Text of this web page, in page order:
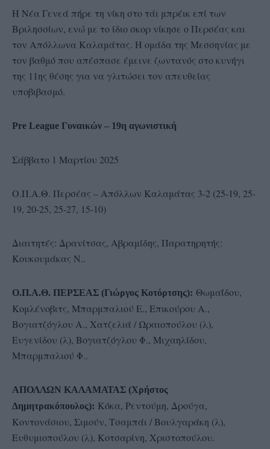
Η Νέα Γενεά πήρε τη νίκη στο τάι μπρέικ επί των
Βριλησσίων, ενώ με το ίδιο σκορ νίκησε ο Περσέας και
τον Απόλλωνα Καλαμάτας. Η ομάδα της Μεσσηνίας με
τον βαθμό που απέσπασε έμεινε ζωντανός στο κυνήγι
της 11ης θέσης για να γλιτώσει τον απευθείας
υποβιβασμό.
Pre League Γυναικών – 19η αγωνιστική
Σάββατο 1 Μαρτίου 2025
Ο.Π.Α.Θ. Περσέας – Απόλλων Καλαμάτας 3-2 (25-19, 25-
19, 20-25, 25-27, 15-10)
Διαιτητές: Δρανίτσας, Αβραμίδης, Παρατηρητής:
Κουκουμάκας Ν..
Ο.Π.Α.Θ. ΠΕΡΣΕΑΣ (Γιώργος Κοτόρτσης): Θωμαΐδου,
Κομλένοβιτς, Μπαρμπαλιού Ε., Επικούρου Α.,
Βογιατζόγλου Α., Χατζελιά / Ωραιοπούλου (λ),
Ευγενίδου (λ), Βογιατζόγλου Φ., Μιχαηλίδου,
Μπαρμπαλιού Φ..
ΑΠΟΛΛΩΝ ΚΑΛΑΜΑΤΑΣ (Χρήστος
Δημητρακόπουλος): Κόκα, Ρεντούμη, Δρούγα,
Κοντονάσιου, Σιμούν, Τσαμπάι / Βουλγαράκη (λ),
Ευθυμιοπούλου (λ), Κοτσαρίνη, Χριστοπούλου.